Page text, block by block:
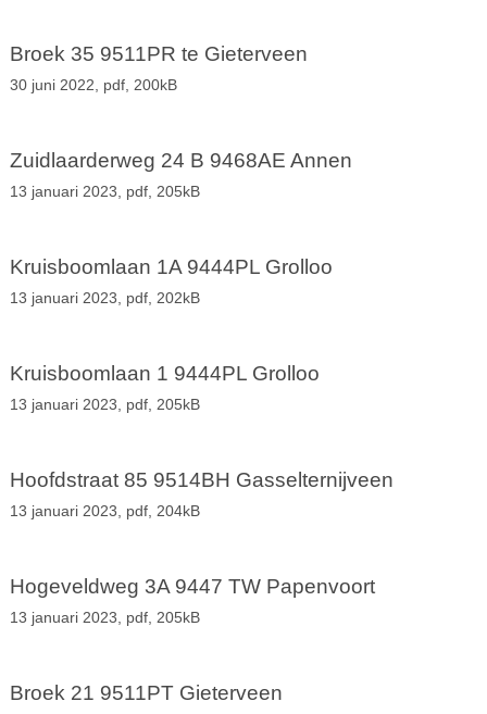
Broek 35 9511PR te Gieterveen
30 juni 2022, pdf, 200kB
Zuidlaarderweg 24 B 9468AE Annen
13 januari 2023, pdf, 205kB
Kruisboomlaan 1A 9444PL Grolloo
13 januari 2023, pdf, 202kB
Kruisboomlaan 1 9444PL Grolloo
13 januari 2023, pdf, 205kB
Hoofdstraat 85 9514BH Gasselternijveen
13 januari 2023, pdf, 204kB
Hogeveldweg 3A 9447 TW Papenvoort
13 januari 2023, pdf, 205kB
Broek 21 9511PT Gieterveen